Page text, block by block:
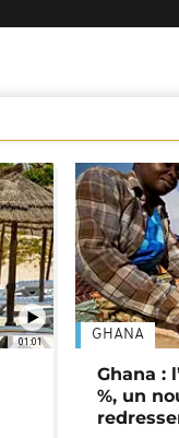
01:01 GHANA
Ghana :
%, un